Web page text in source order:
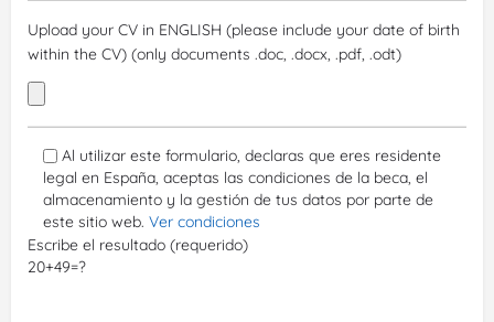
Upload your CV in ENGLISH (please include your date of birth
within the CV) (only documents .doc, .docx, .pdf, .odt)
Al utilizar este formulario, declaras que eres residente
legal en España, aceptas las condiciones de la beca, el
almacenamiento y la gestión de tus datos por parte de
este sitio web. Ver condiciones
Escribe el resultado (requerido)
20+49=?